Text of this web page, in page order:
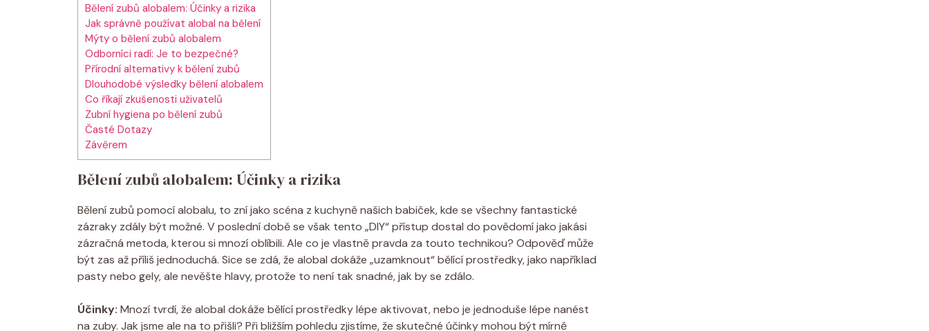
Bělení zubů alobalem: Účinky a rizika
Jak správně používat alobal na bělení
Mýty o bělení zubů alobalem
Odborníci radí: Je to bezpečné?
Přírodní alternativy k bělení zubů
Dlouhodobé výsledky bělení alobalem
Co říkají zkušenosti uživatelů
Zubní hygiena po bělení zubů
Časté Dotazy
Závěrem
Bělení zubů alobalem: Účinky a rizika
Bělení zubů pomocí alobalu, to zní jako scéna z kuchyně našich babiček, kde se všechny fantastické
zázraky zdály být možné. V poslední době se však tento „DIY“ přístup dostal do povědomí jako jakási
zázračná metoda, kterou si mnozí oblíbili. Ale co je vlastně pravda za touto technikou? Odpověď může
být zas až příliš jednoduchá. Sice se zdá, že alobal dokáže „uzamknout“ bělící prostředky, jako například
pasty nebo gely, ale nevěšte hlavy, protože to není tak snadné, jak by se zdálo.
Účinky: Mnozí tvrdí, že alobal dokáže bělící prostředky lépe aktivovat, nebo je jednoduše lépe nanést
na zuby. Jak jsme ale na to přišli? Při bližším pohledu zjistíme, že skutečné účinky mohou být mírně